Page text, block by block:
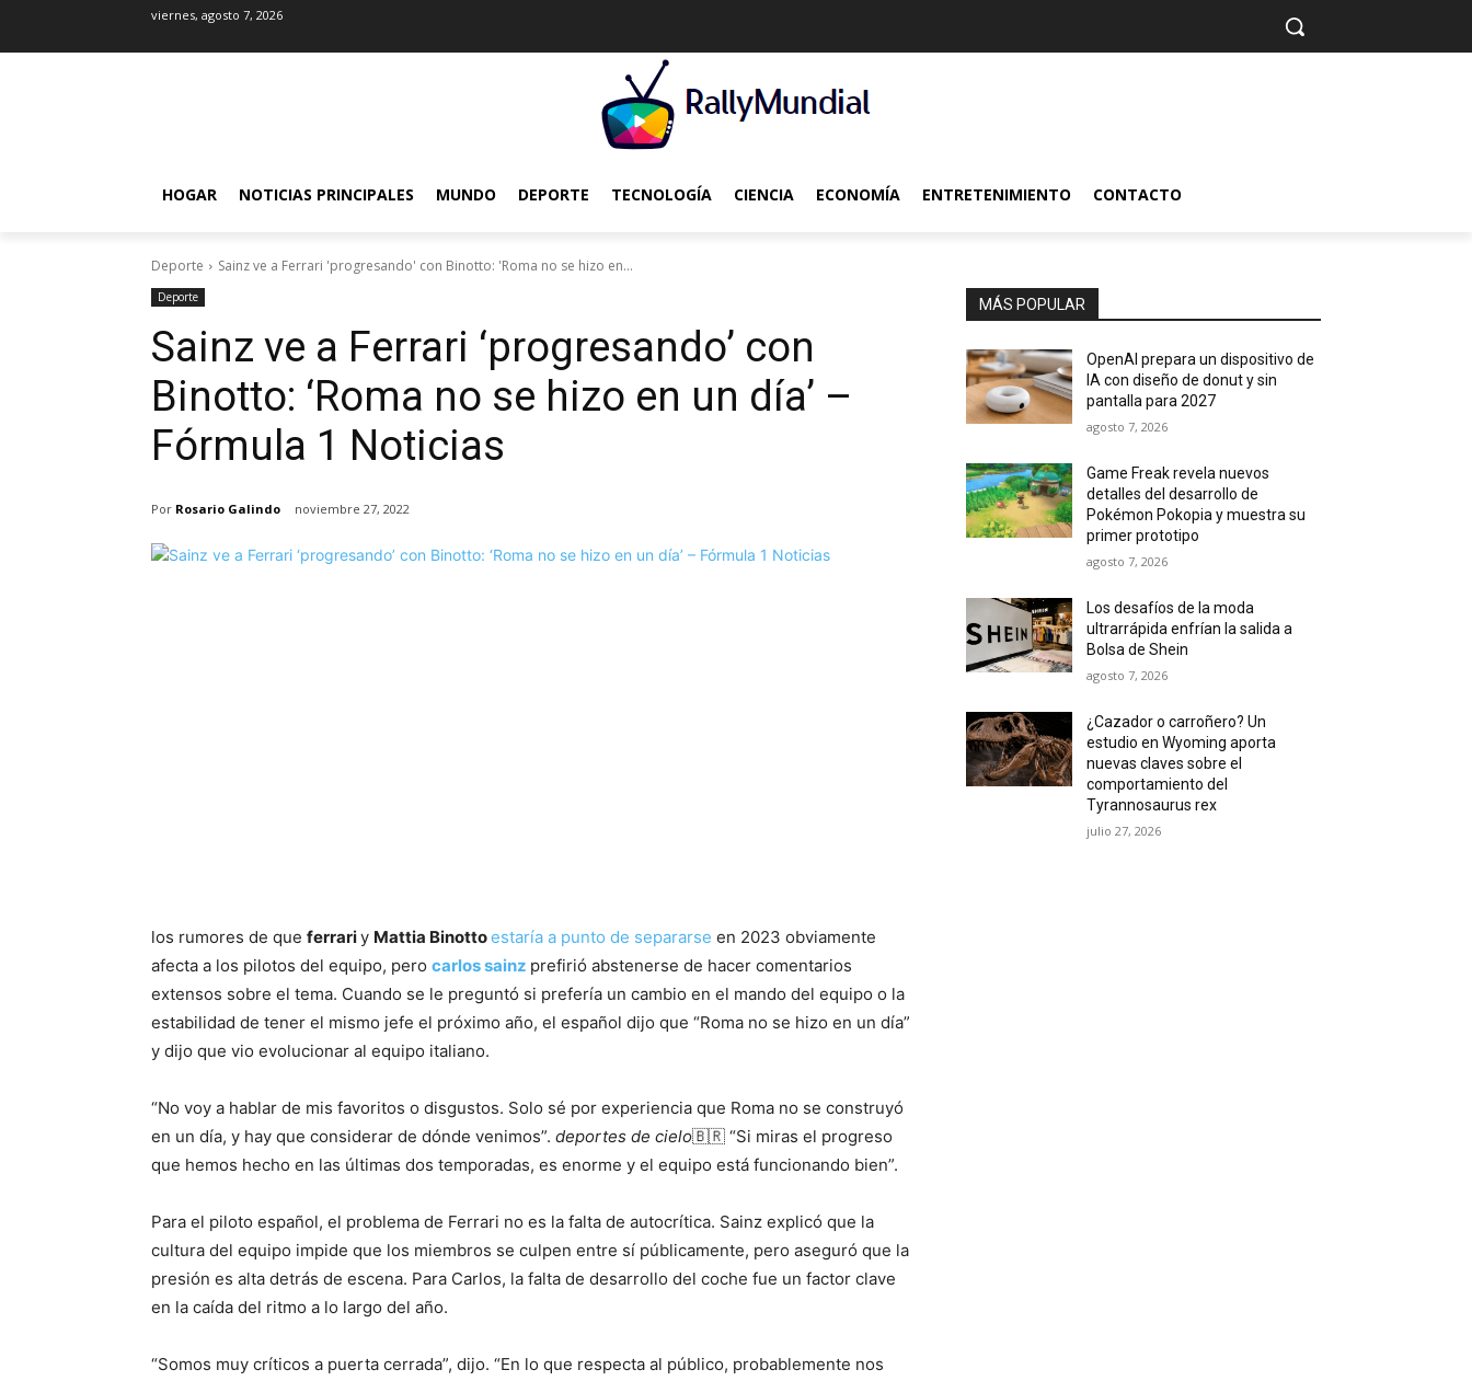
viernes, agosto 7, 2026
HOGAR NOTICIAS PRINCIPALES MUNDO DEPORTE TECNOLOGÍA CIENCIA ECONOMÍA ENTRETENIMIENTO CONTACTO
Deporte Sainz ve a Ferrari 'progresando' con Binotto: 'Roma no se hizo en...
Deporte
Sainz ve a Ferrari ‘progresando’ con
Binotto: ‘Roma no se hizo en un día’ –
Fórmula 1 Noticias
Por Rosario Galindo noviembre 27, 2022
los rumores de que ferrariy Mattia Binottoestaría a punto de separarse en 2023 obviamente
afecta a los pilotos del equipo, pero carlos sainz prefirió abstenerse de hacer comentarios
extensos sobre el tema. Cuando se le preguntó si prefería un cambio en el mando del equipo o la
estabilidad de tener el mismo jefe el próximo año, el español dijo que “Roma no se hizo en un día”
y dijo que vio evolucionar al equipo italiano.
“No voy a hablar de mis favoritos o disgustos. Solo sé por experiencia que Roma no se construyó
en un día, y hay que considerar de dónde venimos”. deportes de cielo🇧🇷 “Si miras el progreso
que hemos hecho en las últimas dos temporadas, es enorme y el equipo está funcionando bien”.
Para el piloto español, el problema de Ferrari no es la falta de autocrítica. Sainz explicó que la
cultura del equipo impide que los miembros se culpen entre sí públicamente, pero aseguró que la
presión es alta detrás de escena. Para Carlos, la falta de desarrollo del coche fue un factor clave
en la caída del ritmo a lo largo del año.
“Somos muy críticos a puerta cerrada”, dijo. “En lo que respecta al público, probablemente nos
MÁS POPULAR
OpenAI prepara un dispositivo de
IA con diseño de donut y sin
pantalla para 2027
agosto 7, 2026
Game Freak revela nuevos
detalles del desarrollo de
Pokémon Pokopia y muestra su
primer prototipo
agosto 7, 2026
Los desafíos de la moda
ultrarrápida enfrían la salida a
Bolsa de Shein
agosto 7, 2026
¿Cazador o carroñero? Un
estudio en Wyoming aporta
nuevas claves sobre el
comportamiento del
Tyrannosaurus rex
julio 27, 2026